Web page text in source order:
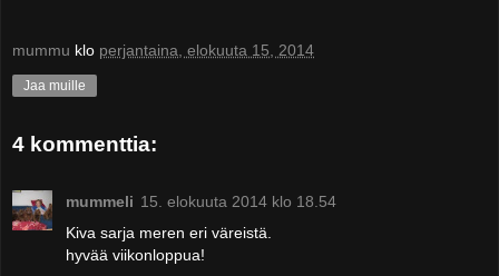
mummu klo perjantaina, elokuuta 15, 2014
Jaa muille
4 kommenttia:
mummeli 15. elokuuta 2014 klo 18.54
Kiva sarja meren eri väreistä.
hyvää viikonloppua!